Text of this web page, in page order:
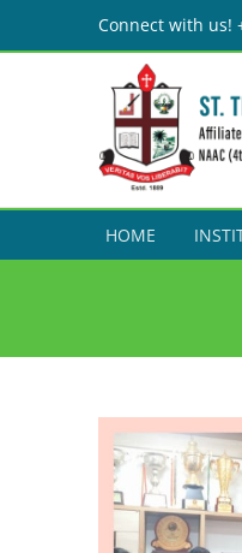
to
Connect with us!
HOME